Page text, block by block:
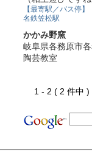
【最寄駅／バス停】
名鉄笠松駅
かかみ野窯
岐阜県各務原市
陶芸教室
1 - 2 ( 2 件